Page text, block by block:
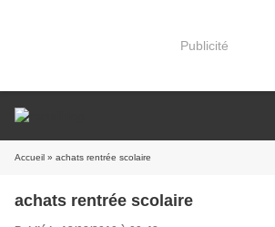
Publicité
Accueil » achats rentrée scolaire
achats rentrée scolaire